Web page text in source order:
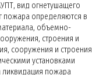
вид огнетушащего
пожара определяются в
объемно-
строения и
сооружения и строения
установками
ликвидация пожара